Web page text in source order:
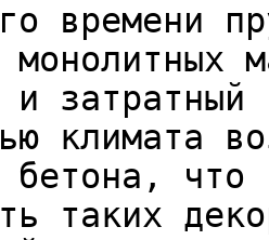
времени
монолитных
и
климата
бетона,
таких